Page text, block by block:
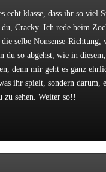
echt klasse, dass ihr so viel
du, Cracky. Ich rede beim
selbe Nonsense-Richtung,
du so abgehst, wie in
denn mir geht es ganz
ihr spielt, sondern darum,
zu sehen. Weiter so!!